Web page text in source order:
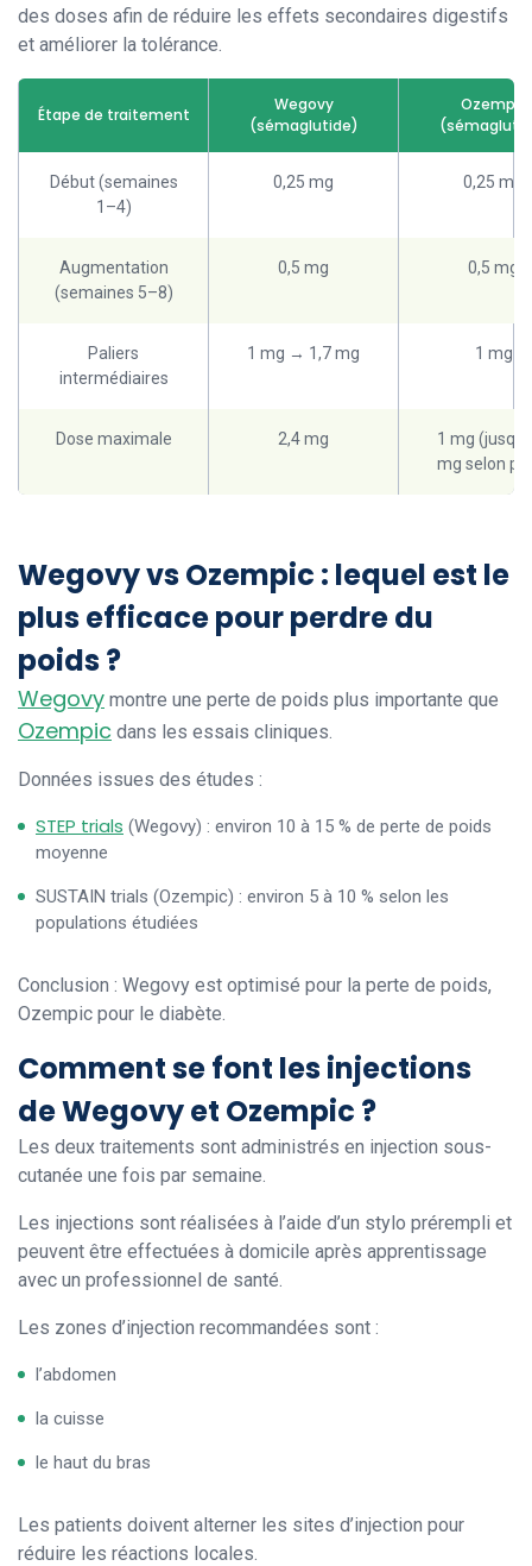
des doses afin de réduire les effets secondaires digestifs
et améliorer la tolérance.
Étape de traitement
Wegovy
(sémaglutide)
Ozempic
Début (semaines
1–4)
0,25 mg 0,25 mg
Augmentation
(semaines 5–8)
0,5 mg 0,5 mg
Paliers
intermédiaires
1 mg → 1,7 mg 1 mg
Dose maximale 2,4 mg
1 mg
mg selon
Wegovy vs Ozempic : lequel est le
plus efficace pour perdre du
poids ?
Wegovy montre une perte de poids plus importante que
Ozempic dans les essais cliniques.
Données issues des études :
STEP trials (Wegovy) : environ 10 à 15 % de perte de poids
moyenne
SUSTAIN trials (Ozempic) : environ 5 à 10 % selon les
populations étudiées
Conclusion : Wegovy est optimisé pour la perte de poids,
Ozempic pour le diabète.
Comment se font les injections
de Wegovy et Ozempic ?
Les deux traitements sont administrés en injection sous-
cutanée une fois par semaine.
Les injections sont réalisées à l’aide d’un stylo prérempli et
peuvent être effectuées à domicile après apprentissage
avec un professionnel de santé.
Les zones d’injection recommandées sont :
l’abdomen
la cuisse
le haut du bras
Les patients doivent alterner les sites d’injection pour
réduire les réactions locales.